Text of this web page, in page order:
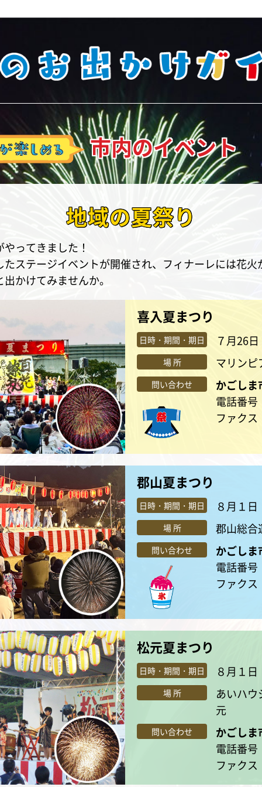
市内のイベント
地域の夏祭り
ってきました！
ステージイベントが開催され、フィナーレには花
かけてみませんか。
喜入夏まつり
日時・期間・期日 ７月26
場 所 マリンピ
問い合わせ
かごしま
電話番号
ファク
郡山夏まつり
日時・期間・期日 ８月１
場 所 郡山総合
問い合わせ
かごしま
電話番号
ファク
松元夏まつり
日時・期間・期日 ８月１
場 所
あいハ
元
問い合わせ
かごしま
電話番号
ファク